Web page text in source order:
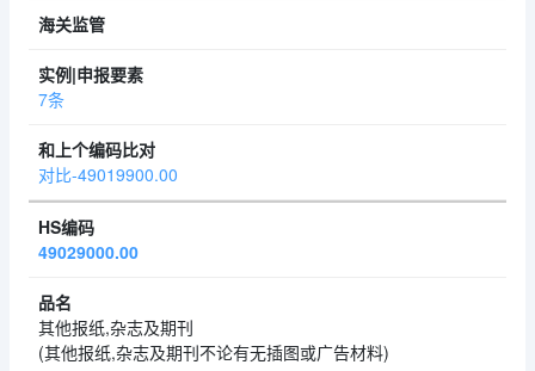
7条
对比-49019900.00
49029000.00
其他报纸,杂志及期刊
(其他报纸,杂志及期刊不论有无插图或广告材料)